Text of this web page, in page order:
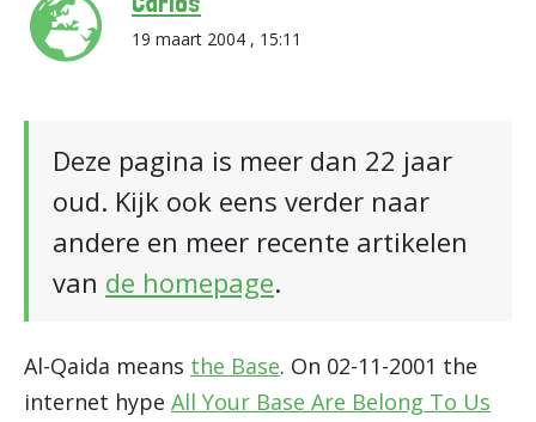
19 maart 2004 , 15:11
Deze pagina is meer dan 22 jaar
oud. Kijk ook eens verder naar
andere en meer recente artikelen
van de homepage.
Al-Qaida means the Base. On 02-11-2001 the
internet hype All Your Base Are Belong To Us